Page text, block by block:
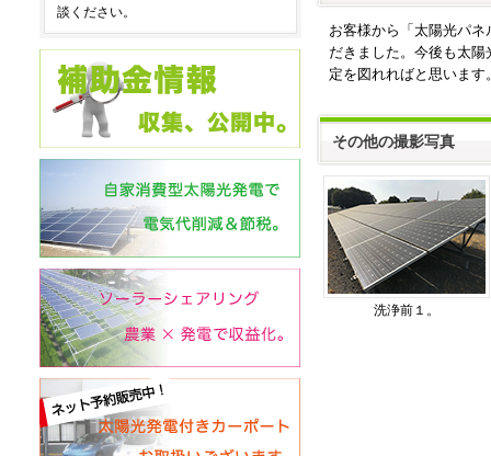
談ください。
お客様から「太陽光パ
だきました。今後も太
定を図れればと思います
その他の撮影写真
洗浄前１。